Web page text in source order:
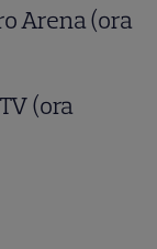
Arena (ora
(ora